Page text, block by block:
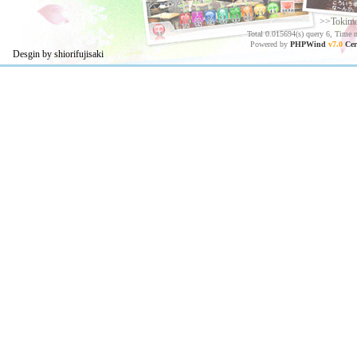
Total 0.015694(s) query 6, Time
Powered by PHPWind v7.0
Desgin by shiorifujisaki